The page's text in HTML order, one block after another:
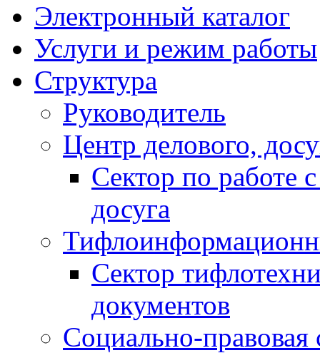
Электронный каталог
Услуги и режим работы
Структура
Руководитель
Центр делового,
Сектор по работе
досуга
Сектор
документов
Социально-правовая